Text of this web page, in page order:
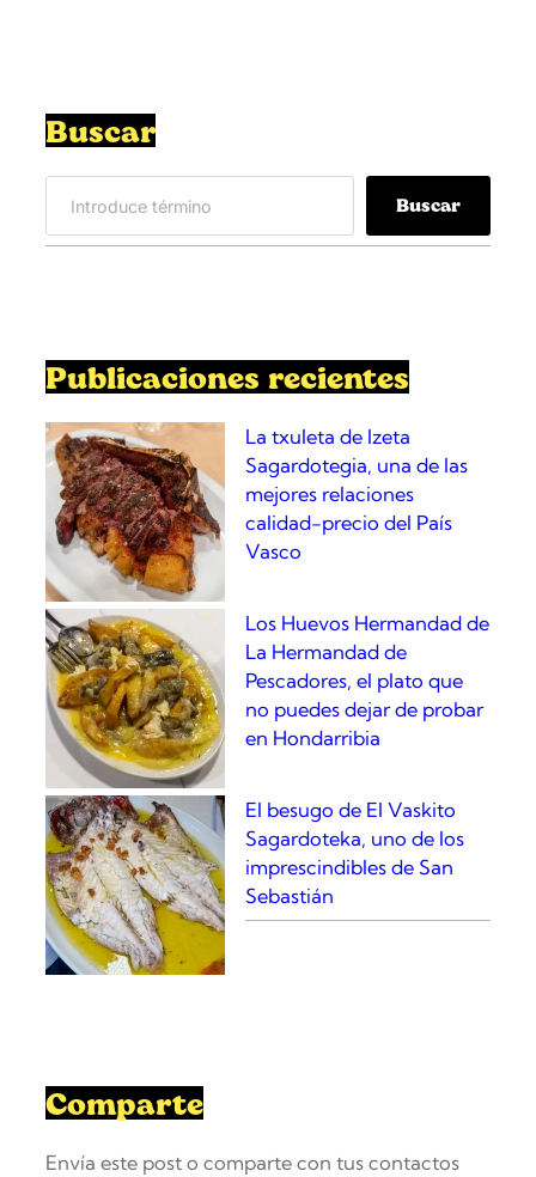
Buscar
a
Buscar
Publicaciones recientes
La txuleta de Izeta
Sagardotegia, una de las
mejores relaciones
calidad-precio del País
Vasco
Los Huevos Hermandad de
La Hermandad de
Pescadores, el plato que
no puedes dejar de probar
en Hondarribia
El besugo de El Vaskito
Sagardoteka, uno de los
imprescindibles de San
Sebastián
Comparte
Envía este post o comparte con tus contactos